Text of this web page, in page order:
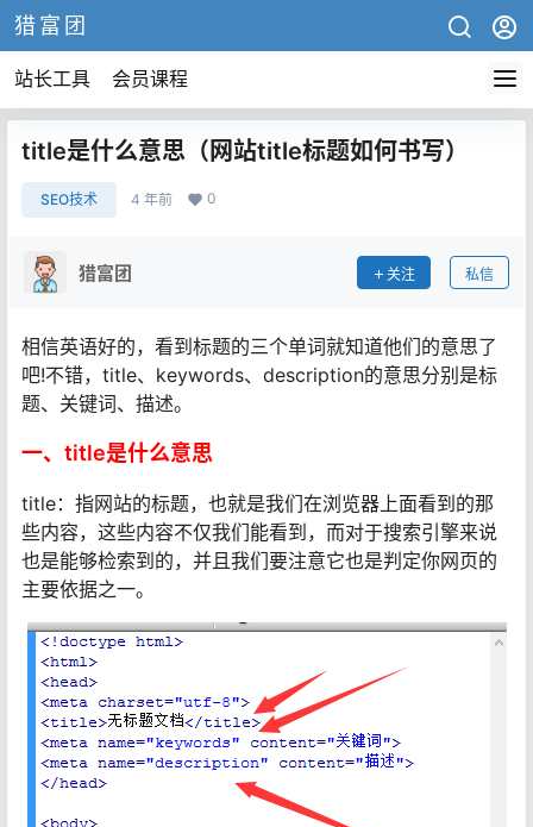
猎富团
站长工具 会员课程
title是什么意思（网站title标题如何书写）
SEO技术 4 年前 0
猎富团 关注 私信
相信英语好的，看到标题的三个单词就知道他们的意思了
吧!不错，title、keywords、description的意思分别是标
题、关键词、描述。
一、title是什么意思
title：指网站的标题，也就是我们在浏览器上面看到的那
些内容，这些内容不仅我们能看到，而对于搜索引擎来说
也是能够检索到的，并且我们要注意它也是判定你网页的
主要依据之一。